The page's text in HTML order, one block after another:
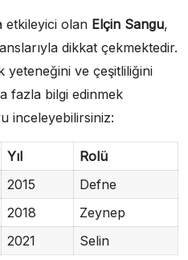
etkileyici olan Elçin Sangu,
dikkat çekmektedir.
ve çeşitliliğini
fazla bilgi edinmek
inceleyebilirsiniz:
Yıl
Rolü
2015
Defne
2018
Zeynep
2021
Selin